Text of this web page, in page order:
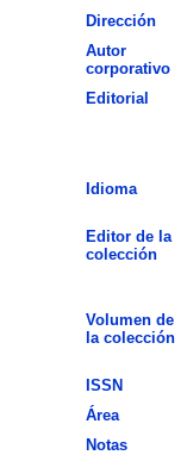
Dirección
Autor
corporativo
Editorial
Idioma
Editor de la
colección
Volumen de
la colección
ISSN
Área
Notas